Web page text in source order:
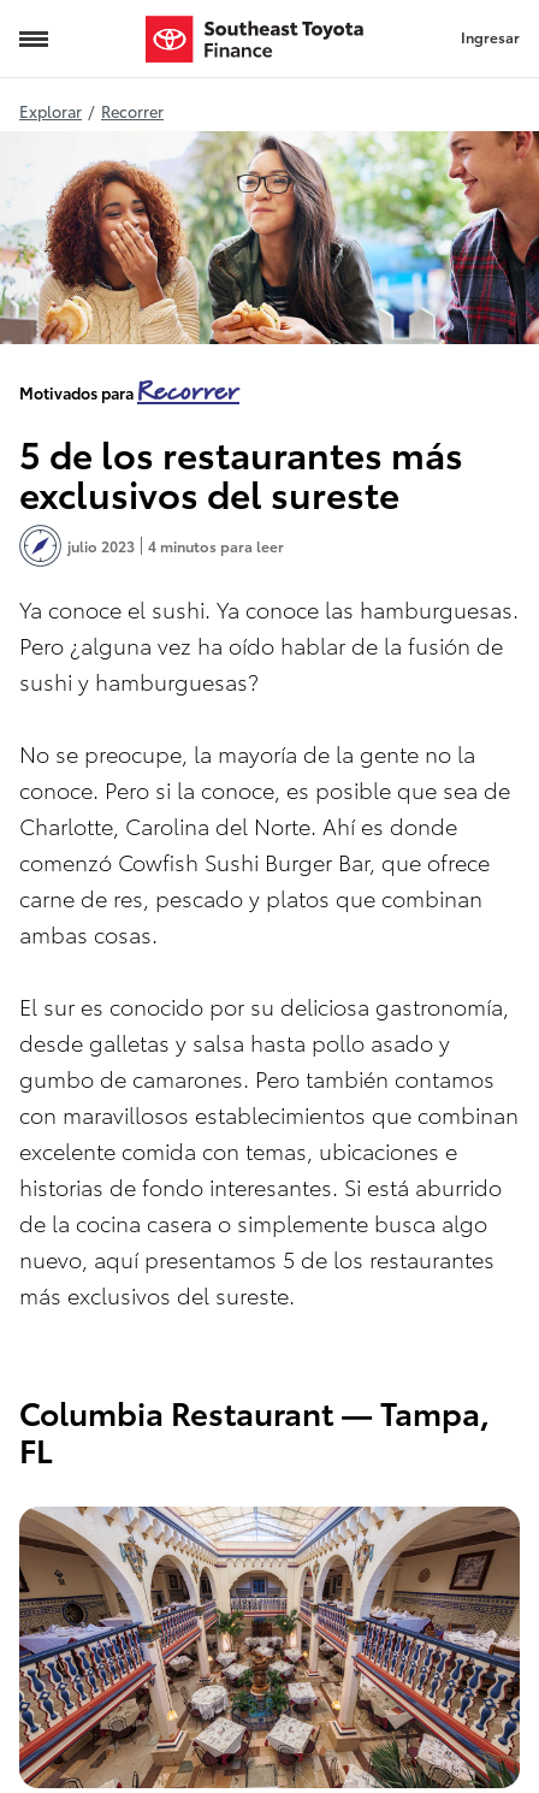
restaurantes más exclusivos Ingresar
Explorar / Recorrer
Motivados paraRecorrer
5 de los restaurantes más
exclusivos del sureste
julio 2023 4 minutos para leer
Ya conoce el sushi. Ya conoce las hamburguesas.
Pero ¿alguna vez ha oído hablar de la fusión de
sushi y hamburguesas?
No se preocupe, la mayoría de la gente no la
conoce. Pero si la conoce, es posible que sea de
Charlotte, Carolina del Norte. Ahí es donde
comenzó Cowfish Sushi Burger Bar, que ofrece
carne de res, pescado y platos que combinan
ambas cosas.
El sur es conocido por su deliciosa gastronomía,
desde galletas y salsa hasta pollo asado y
gumbo de camarones. Pero también contamos
con maravillosos establecimientos que combinan
excelente comida con temas, ubicaciones e
historias de fondo interesantes. Si está aburrido
de la cocina casera o simplemente busca algo
nuevo, aquí presentamos 5 de los restaurantes
más exclusivos del sureste.
Columbia Restaurant — Tampa,
FL